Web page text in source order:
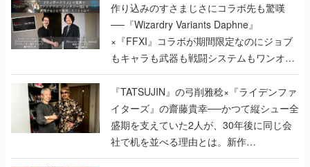
作り込みのすさまじさにコラボ先も驚嘆
──『Wizardry Variants Daphne』
×『FFXI』コラボが期間限定なのにジョブ
もキャラも武器も戦闘システムもワンオフ
で作り込まれた理由を両ディレクターに聞
く
『TATSUJIN』の弓削雅稔×『ライデンファ
イターズ』の齋藤貴幸──かつて縦シュー全
盛期を支えていた2人が、30年後に同じ会
社で机を並べる理由とは。新作
『TATSUJIN EXTREME』で初タッグを組